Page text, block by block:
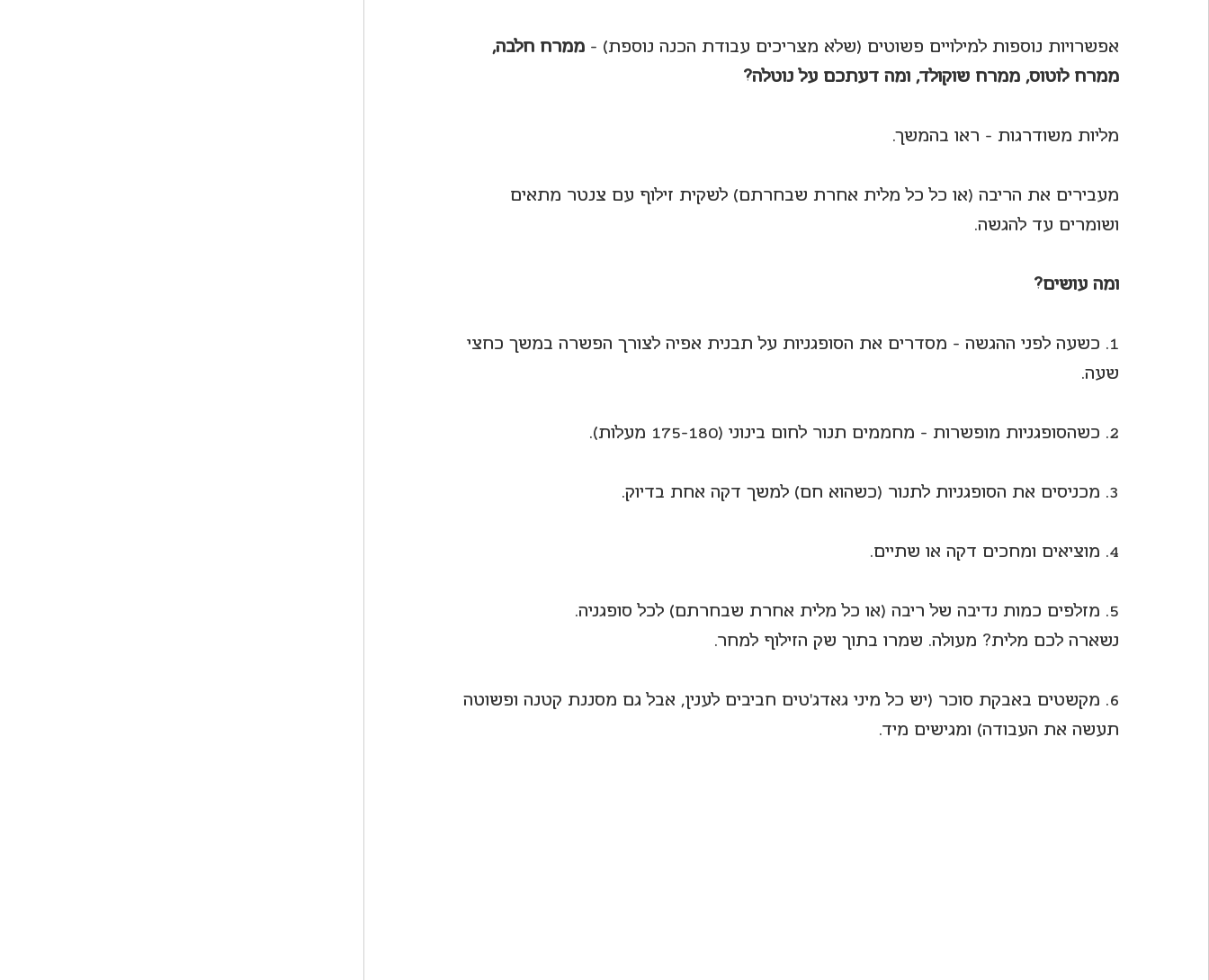
אפשרויות נוספות למילויים פשוטים (שלא מצריכים עבודת הכנה נוספת) - ממרח חלבה,
ממרח לוטוס, ממרח שוקולד, ומה דעתכם על נוטלה?
מליות משודרגות - ראו בהמשך.
מעבירים את הריבה (או כל כל מלית אחרת שבחרתם) לשקית זילוף עם צנטר מתאים
ושומרים עד להגשה.
ומה עושים?
1. כשעה לפני ההגשה - מסדרים את הסופגניות על תבנית אפיה לצורך הפשרה במשך כחצי
שעה.
2. כשהסופגניות מופשרות - מחממים תנור לחום בינוני (175-180 מעלות).
3. מכניסים את הסופגניות לתנור (כשהוא חם) למשך דקה אחת בדיוק.
4. מוציאים ומחכים דקה או שתיים.
5. מזלפים כמות נדיבה של ריבה (או כל מלית אחרת שבחרתם) לכל סופגניה.
נשארה לכם מלית? מעולה. שמרו בתוך שק הזילוף למחר.
6. מקשטים באבקת סוכר (יש כל מיני גאדג’טים חביבים לענין, אבל גם מסננת קטנה ופשוטה
תעשה את העבודה) ומגישים מיד.